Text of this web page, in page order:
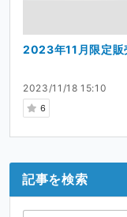
2023/11/18 15:10
6
2023年11月限定販
記事を検索